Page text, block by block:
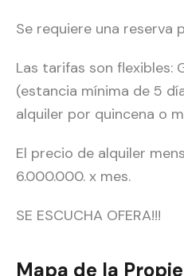
Se requiere una reserva
Las tarifas son flexibles:
(estancia mínima de 5
alquiler por quincena o
El precio de alquiler
6.000.000. x mes.
SE ESCUCHA OFERA!!!
Mapa de la